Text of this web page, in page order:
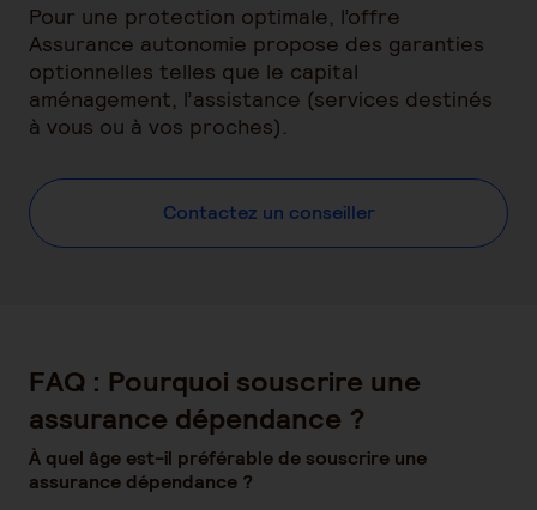
Pour une protection optimale, l’offre
Assurance autonomie propose des garanties
optionnelles telles que le capital
aménagement, l’assistance (services destinés
à vous ou à vos proches).
Contactez un conseiller
FAQ : Pourquoi souscrire une
assurance dépendance ?
À quel âge est-il préférable de souscrire une
assurance dépendance ?